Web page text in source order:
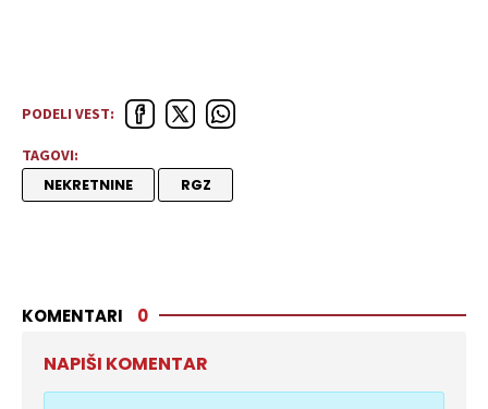
PODELI VEST:
TAGOVI:
NEKRETNINE RGZ
KOMENTARI 0
NAPIŠI KOMENTAR